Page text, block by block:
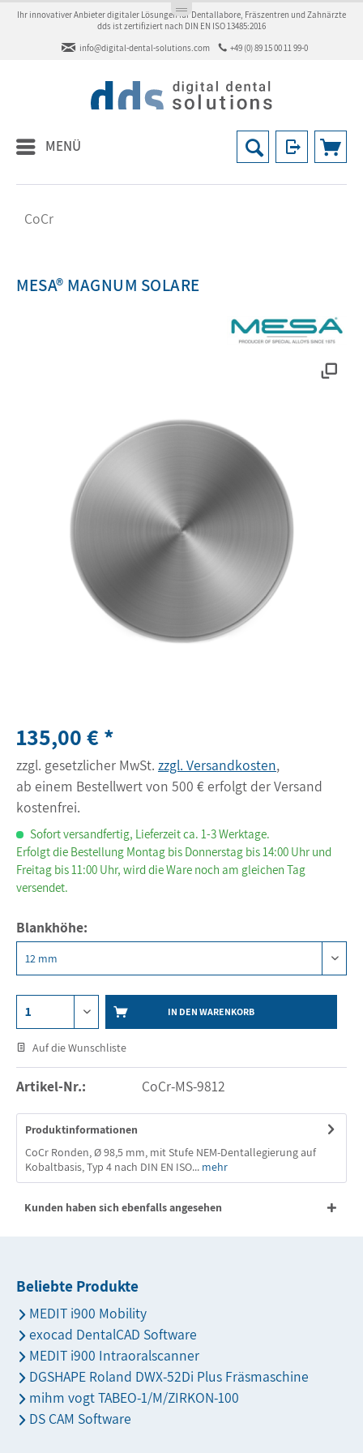
Ihr innovativer Anbieter digitaler Lösungen für Dentallabore, Fräszentren und Zahnärzte
dds ist zertifiziert nach DIN EN ISO 13485:2016
info@digital-dental-solutions.com
+49 (0) 89 15 00 11 99-0
MENÜ
CoCr
MESA® MAGNUM SOLARE
135,00 € *
zzgl. gesetzlicher MwSt. zzgl. Versandkosten,
ab einem Bestellwert von 500 € erfolgt der Versand
kostenfrei.
Sofort versandfertig, Lieferzeit ca. 1-3 Werktage.
Erfolgt die Bestellung Montag bis Donnerstag bis 14:00 Uhr und
Freitag bis 11:00 Uhr, wird die Ware noch am gleichen Tag
versendet.
Blankhöhe:
IN DEN WARENKORB
Auf die Wunschliste
Artikel-Nr.: CoCr-MS-9812
Produktinformationen
CoCr Ronden, Ø 98,5 mm, mit Stufe NEM-Dentallegierung auf
Kobaltbasis, Typ 4 nach DIN EN ISO... mehr
Kunden haben sich ebenfalls angesehen
Beliebte Produkte
MEDIT i900 Mobility
exocad DentalCAD Software
MEDIT i900 Intraoralscanner
DGSHAPE Roland DWX-52Di Plus Fräsmaschine
mihm vogt TABEO-1/M/ZIRKON-100
DS CAM Software